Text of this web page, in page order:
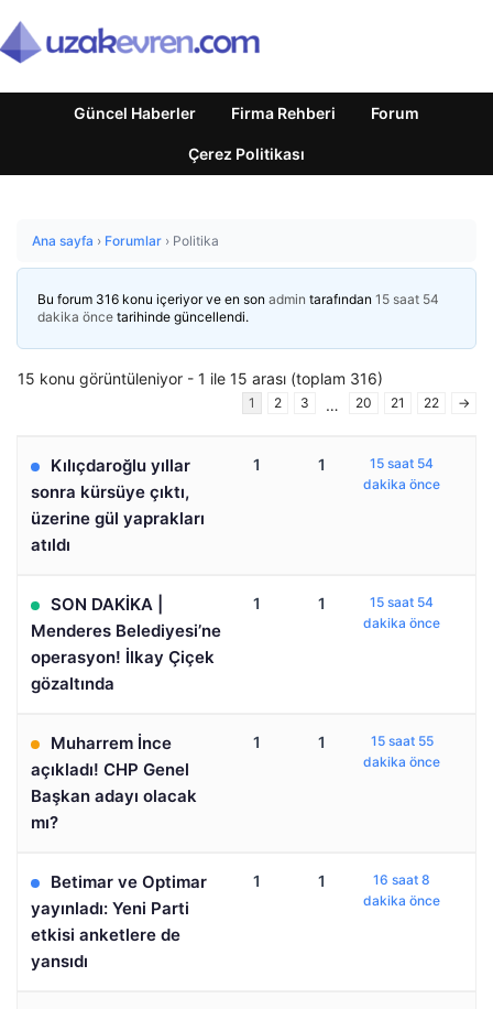
Güncel Haberler Firma Rehberi Forum
Çerez Politikası
Ana sayfa › Forumlar › Politika
Bu forum 316 konu içeriyor ve en son admin tarafından 15 saat 54
dakika önce tarihinde güncellendi.
15 konu görüntüleniyor - 1 ile 15 arası (toplam 316)
1 2 3 … 20 21 22 →
Kılıçdaroğlu yıllar
sonra kürsüye çıktı,
üzerine gül yaprakları
atıldı
1 1
15 saat 54
dakika önce
SON DAKİKA |
Menderes Belediyesi’ne
operasyon! İlkay Çiçek
gözaltında
1 1
15 saat 54
dakika önce
Muharrem İnce
açıkladı! CHP Genel
Başkan adayı olacak
mı?
1 1
15 saat 55
dakika önce
Betimar ve Optimar
yayınladı: Yeni Parti
etkisi anketlere de
yansıdı
1 1
16 saat 8
dakika önce